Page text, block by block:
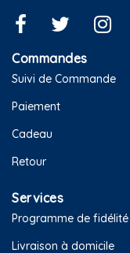
Commandes
Suivi de Commande
Paiement
Cadeau
Retour
Services
Programme de fidélité
Livraison à domicile